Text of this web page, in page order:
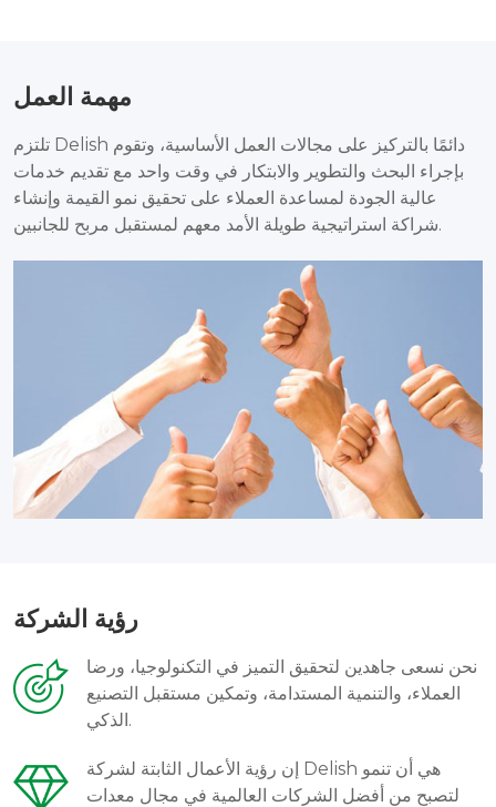
مهمة العمل
تلتزم Delish دائمًا بالتركيز على مجالات العمل الأساسية، وتقوم
بإجراء البحث والتطوير والابتكار في وقت واحد مع تقديم خدمات
عالية الجودة لمساعدة العملاء على تحقيق نمو القيمة وإنشاء
شراكة استراتيجية طويلة الأمد معهم لمستقبل مربح للجانبين.
رؤية الشركة
نحن نسعى جاهدين لتحقيق التميز في التكنولوجيا، ورضا
العملاء، والتنمية المستدامة، وتمكين مستقبل التصنيع
الذكي.
إن رؤية الأعمال الثابتة لشركة Delish هي أن تنمو
لتصبح من أفضل الشركات العالمية في مجال معدات